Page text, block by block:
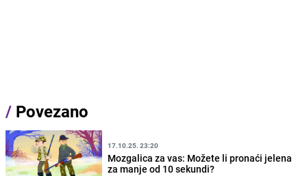
/ Povezano
17.10.25. 23:20
Mozgalica za vas: Možete li pronaći jelena
za manje od 10 sekundi?